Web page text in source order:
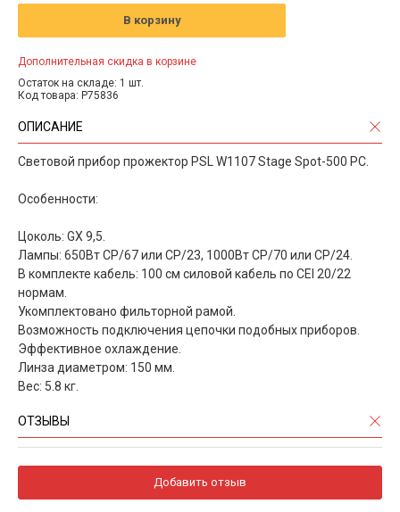
В корзину
Дополнительная скидка в корзине
Остаток на складе: 1 шт.
Код товара: P75836
ОПИСАНИЕ
Световой прибор прожектор PSL W1107 Stage Spot-500 PC.
Особенности:
Цоколь: GX 9,5.
Лампы: 650Вт CP/67 или CP/23, 1000Вт CP/70 или CP/24.
В комплекте кабель: 100 см силовой кабель по CEI 20/22
нормам.
Укомплектовано фильторной рамой.
Возможность подключения цепочки подобных приборов.
Эффективное охлаждение.
Линза диаметром: 150 мм.
Вес: 5.8 кг.
ОТЗЫВЫ
Добавить отзыв